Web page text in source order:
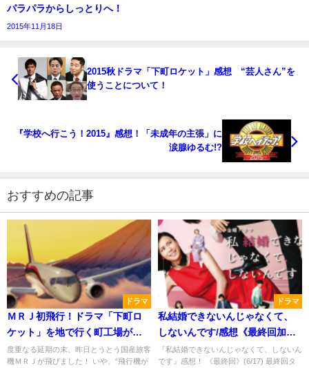
パラパラからしっとりへ！
2015年11月18日
2015秋ドラマ「下町ロケット」感想 “芸人さん”を
使うことについて！
『学校へ行こう！2015』感想！「未成年の主張」に
涙腺ゆるむ!?
おすすめの記事
ドラマ
ＭＲＪ初飛行！ドラマ「下町ロ
ケット」を地で行く町工場がス
ゴイ！
度重なる延期の末、昨日とうとう国産旅客
機ＭＲＪが飛びました！ いや、“飛行機が
ドラマ
私結婚できないんじゃなくて、
しないんです/感想《最終回加
筆》中谷＆藤木は最高の配役賞!!
『私結婚できないんじゃなくて、しないん
です』感想！ 《最終回》(6/17) 最終回タ